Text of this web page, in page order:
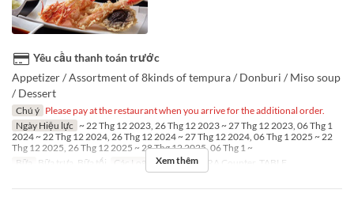
Yêu cầu thanh toán trước
Appetizer / Assortment of 8kinds of tempura / Donburi / Miso soup
/ Dessert
Chú ý Please pay at the restaurant when you arrive for the additional order.
Ngày Hiệu lực ~ 22 Thg 12 2023, 26 Thg 12 2023 ~ 27 Thg 12 2023, 06 Thg 1
2024 ~ 22 Thg 12 2024, 26 Thg 12 2024 ~ 27 Thg 12 2024, 06 Thg 1 2025 ~ 22
Thg 12 2025, 26 Thg 12 2025 ~ 28 Thg 12 2025, 06 Thg 1 ~
Bữa
Bữa trưa, Bữa tối Các Loại Ghế TEMPURA Counter, TABLE
Xem thêm